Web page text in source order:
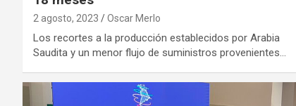
2 agosto, 2023 Oscar Merlo
Los recortes a la producción establecidos por Arabia
Saudita y un menor flujo de suministros provenientes…